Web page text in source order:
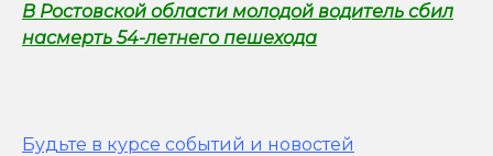
В Ростовской области молодой водитель сбил
насмерть 54-летнего пешехода
Будьте в курсе событий и новостей